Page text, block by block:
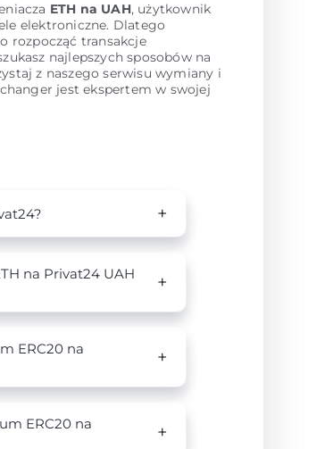
ETH na UAH, użytkownik
elektroniczne. Dlatego
rozpocząć transakcje
najlepszych sposobów na
z naszego serwisu wymiany i
jest ekspertem w swojej
na Privat24 UAH
ERC20 na
ERC20 na